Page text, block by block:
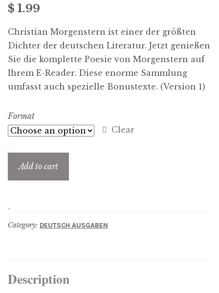
Free Downloads
Audiobooks
Videos
Parts Edition
Super Sets
Updates
Complete Catalogue
$ 1.99
Christian Morgenstern ist einer der größten
Dichter der deutschen Literatur. Jetzt genießen
Sie die komplette Poesie von Morgenstern auf
Ihrem E-Reader. Diese enorme Sammlung
umfasst auch spezielle Bonustexte. (Version 1)
Format
Clear
Add to cart
Category: DEUTSCH AUSGABEN
Description